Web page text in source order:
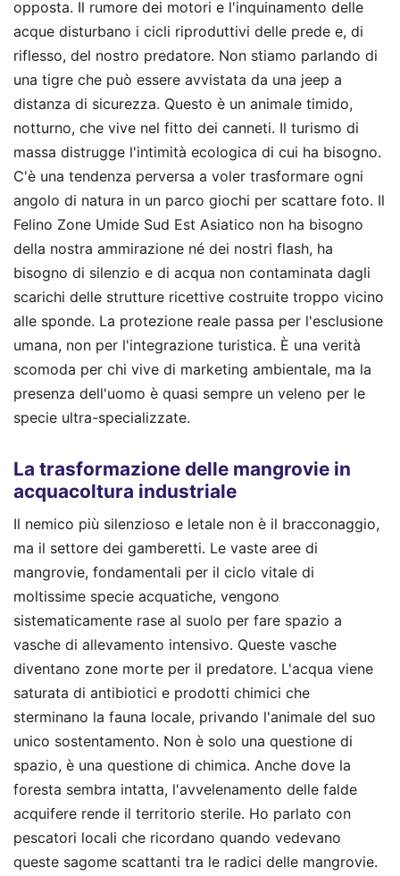
opposta. Il rumore dei motori e l'inquinamento delle
acque disturbano i cicli riproduttivi delle prede e, di
riflesso, del nostro predatore. Non stiamo parlando di
una tigre che può essere avvistata da una jeep a
distanza di sicurezza. Questo è un animale timido,
notturno, che vive nel fitto dei canneti. Il turismo di
massa distrugge l'intimità ecologica di cui ha bisogno.
C'è una tendenza perversa a voler trasformare ogni
angolo di natura in un parco giochi per scattare foto. Il
Felino Zone Umide Sud Est Asiatico non ha bisogno
della nostra ammirazione né dei nostri flash, ha
bisogno di silenzio e di acqua non contaminata dagli
scarichi delle strutture ricettive costruite troppo vicino
alle sponde. La protezione reale passa per l'esclusione
umana, non per l'integrazione turistica. È una verità
scomoda per chi vive di marketing ambientale, ma la
presenza dell'uomo è quasi sempre un veleno per le
specie ultra-specializzate.
La trasformazione delle mangrovie in
acquacoltura industriale
Il nemico più silenzioso e letale non è il bracconaggio,
ma il settore dei gamberetti. Le vaste aree di
mangrovie, fondamentali per il ciclo vitale di
moltissime specie acquatiche, vengono
sistematicamente rase al suolo per fare spazio a
vasche di allevamento intensivo. Queste vasche
diventano zone morte per il predatore. L'acqua viene
saturata di antibiotici e prodotti chimici che
sterminano la fauna locale, privando l'animale del suo
unico sostentamento. Non è solo una questione di
spazio, è una questione di chimica. Anche dove la
foresta sembra intatta, l'avvelenamento delle falde
acquifere rende il territorio sterile. Ho parlato con
pescatori locali che ricordano quando vedevano
queste sagome scattanti tra le radici delle mangrovie.